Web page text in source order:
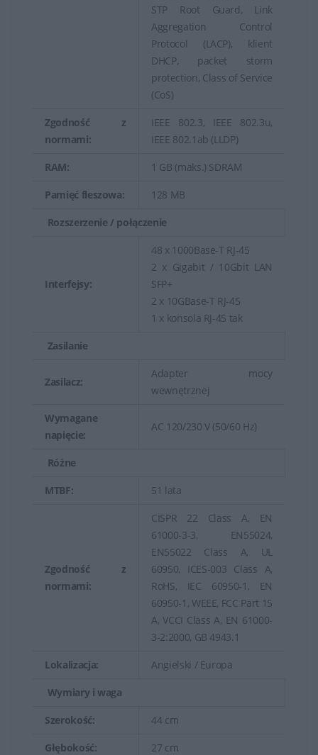
STP Root Guard, Link
Aggregation Control
Protocol (LACP), klient
DHCP, packet storm
protection, Class of Service
(CoS)
Zgodność z
normami:
IEEE 802.3, IEEE 802.3u,
IEEE 802.1ab (LLDP)
RAM: 1 GB (maks.) SDRAM
Pamięć fleszowa: 128 MB
Rozszerzenie / połączenie
Interfejsy:
48 x 1000Base-T RJ-45
2 x Gigabit / 10Gbit LAN
SFP+
2 x 10GBase-T RJ-45
1 x konsola RJ-45 tak
Zasilanie
Zasilacz:
Adapter mocy
wewnętrznej
Wymagane
napięcie:
AC 120/230 V (50/60 Hz)
Różne
MTBF: 51 lata
Zgodność z
normami:
CISPR 22 Class A, EN
61000-3-3, EN55024,
EN55022 Class A, UL
60950, ICES-003 Class A,
RoHS, IEC 60950-1, EN
60950-1, WEEE, FCC Part 15
A, VCCI Class A, EN 61000-
3-2:2000, GB 4943.1
Lokalizacja: Angielski / Europa
Wymiary i waga
Szerokość: 44 cm
Głębokość: 27 cm